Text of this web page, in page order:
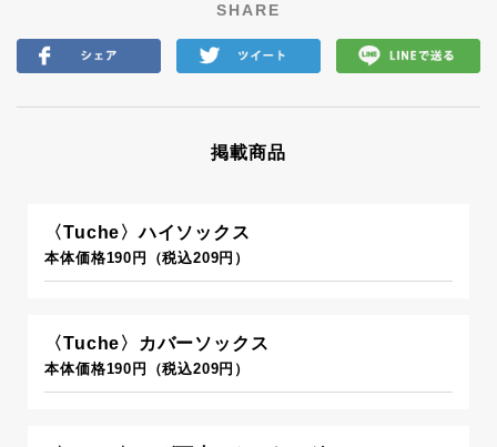
SHARE
掲載商品
〈Tuche〉ハイソックス
本体価格190円（税込209円）
〈Tuche〉カバーソックス
本体価格190円（税込209円）